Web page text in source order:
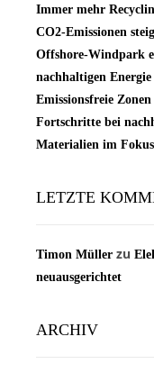
Immer mehr
CO2-Emissionen
Offshore-Windpark
nachhaltigen Energie
Emissionsfreie
Fortschritte bei
Materialien im Fokus
LETZTE
Timon Müller zu
neuausgerichtet
ARCHIV